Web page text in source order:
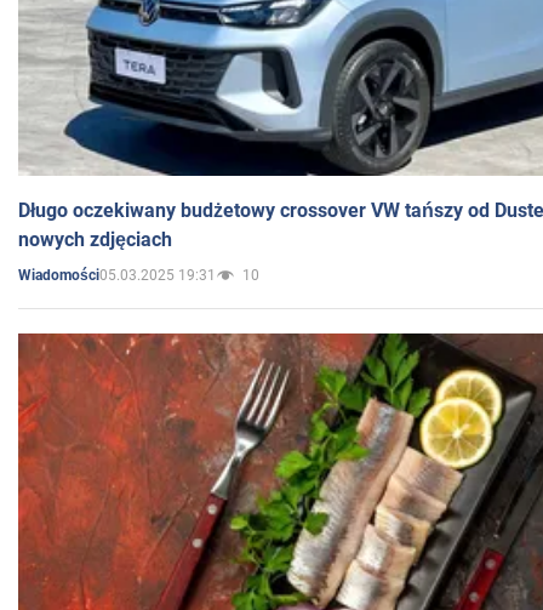
Długo oczekiwany budżetowy crossover VW tańszy od
nowych zdjęciach
Wiadomości05.03.2025 19:31 10